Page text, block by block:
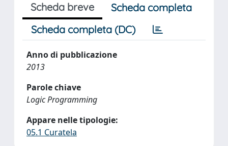
Scheda breve
Scheda completa
Scheda completa (DC)
Anno di pubblicazione
2013
Parole chiave
Logic Programming
Appare nelle tipologie:
05.1 Curatela